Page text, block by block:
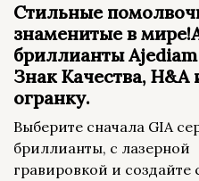
Стильные
знаменитые в
бриллианты
Знак Качества,
огранку.
Выберите сначала GIA
бриллианты, с лазерной
гравировкой и